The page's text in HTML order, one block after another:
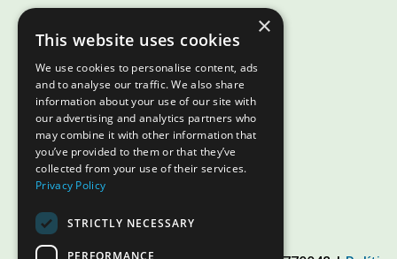
×
This website uses cookies
We use cookies to personalise content, ads
and to analyse our traffic. We also share
information about your use of our site with
our advertising and analytics partners who
may combine it with other information that
you’ve provided to them or that they’ve
collected from your use of their services.
Privacy Policy
STRICTLY NECESSARY
PERFORMANCE